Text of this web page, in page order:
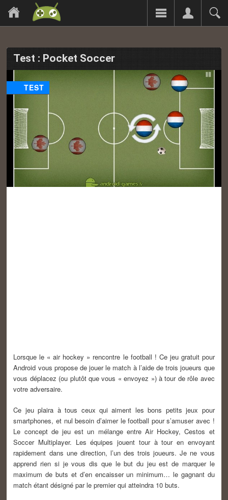
Test : Pocket Soccer
TEST
Lorsque le « air hockey » rencontre le football ! Ce jeu gratuit pour
Android vous propose de jouer le match à l’aide de trois joueurs que
vous déplacez (ou plutôt que vous « envoyez ») à tour de rôle avec
votre adversaire.
Ce jeu plaira à tous ceux qui aiment les bons petits jeux pour
smartphones, et nul besoin d’aimer le football pour s’amuser avec !
Le concept de jeu est un mélange entre Air Hockey, Cestos et
Soccer Multiplayer. Les équipes jouent tour à tour en envoyant
rapidement dans une direction, l’un des trois joueurs. Je ne vous
apprend rien si je vous dis que le but du jeu est de marquer le
maximum de buts et d’en encaisser un minimum… le gagnant du
match étant désigné par le premier qui atteindra 10 buts.